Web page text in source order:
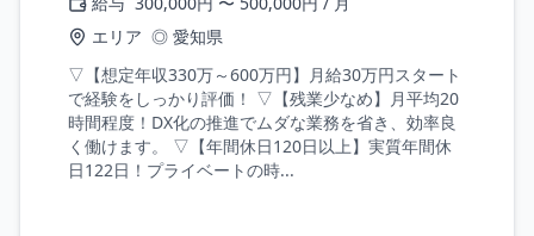
エリア ◎ 愛知県
▽【想定年収330万～600万円】月給30万円スタート
で経験をしっかり評価！ ▽【残業少なめ】月平均20
時間程度！DX化の推進でムダな業務を省き、効率良
く働けます。 ▽【年間休日120日以上】実質年間休
日122日！プライベートの時...